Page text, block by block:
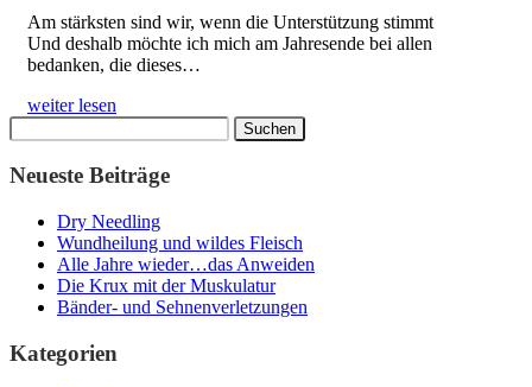
Am stärksten sind wir, wenn die Unterstützung stimmt
Und deshalb möchte ich mich am Jahresende bei allen
bedanken, die dieses…
weiter lesen
Suchen
nach:
Neueste Beiträge
Dry Needling
Wundheilung und wildes Fleisch
Alle Jahre wieder…das Anweiden
Die Krux mit der Muskulatur
Bänder- und Sehnenverletzungen
Kategorien